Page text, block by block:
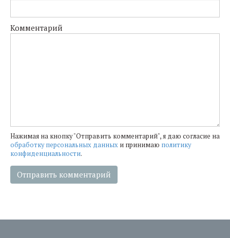
Комментарий
Нажимая на кнопку "Отправить комментарий", я даю согласие на
обработку персональных данных и принимаю политику
конфиденциальности.